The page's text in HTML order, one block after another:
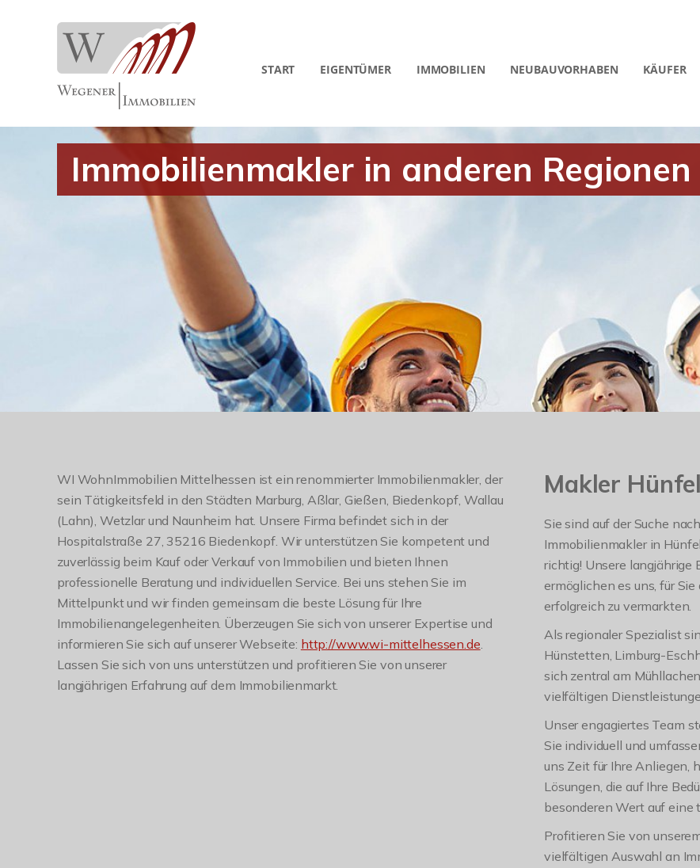
START EIGENTÜMER IMMOBILIEN NEUBAUVORHABEN KÄUFER
Immobilienmakler in anderen Regionen
WI WohnImmobilien Mittelhessen ist ein renommierter Immobilienmakler, der
sein Tätigkeitsfeld in den Städten Marburg, Aßlar, Gießen, Biedenkopf, Wallau
(Lahn), Wetzlar und Naunheim hat. Unsere Firma befindet sich in der
Hospitalstraße 27, 35216 Biedenkopf. Wir unterstützen Sie kompetent und
zuverlässig beim Kauf oder Verkauf von Immobilien und bieten Ihnen
professionelle Beratung und individuellen Service. Bei uns stehen Sie im
Mittelpunkt und wir finden gemeinsam die beste Lösung für Ihre
Immobilienangelegenheiten. Überzeugen Sie sich von unserer Expertise und
informieren Sie sich auf unserer Webseite: http://www.wi-mittelhessen.de.
Lassen Sie sich von uns unterstützen und profitieren Sie von unserer
langjährigen Erfahrung auf dem Immobilienmarkt.
Makler
Sie sind auf der Suche
Immobilienmakler in
richtig! Unsere langjährige
ermöglichen es uns, für
erfolgreich zu vermarkten.
Als regionaler Spezialist
Hünstetten, Limburg-
sich zentral am
vielfältigen
Unser engagiertes Team
Sie individuell und
uns Zeit für Ihre Anliegen,
Lösungen, die auf Ihre
besonderen Wert auf eine
Profitieren Sie von
vielfältigen Auswahl an